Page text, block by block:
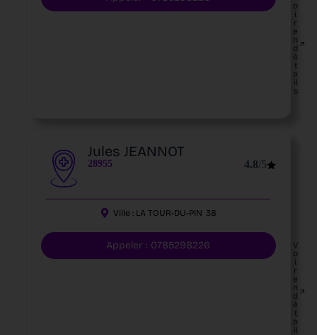
o
i
r
e
n
d
é
t
a
il
s
Jules JEANNOT
28955 4.8/5
Ville : LA TOUR-DU-PIN 38
Appeler : 0785298226
V
o
i
r
e
n
d
é
t
a
il